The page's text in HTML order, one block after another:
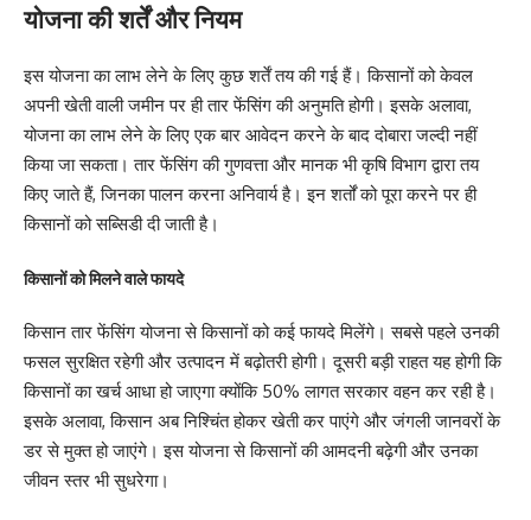
योजना की शर्तें और नियम
इस योजना का लाभ लेने के लिए कुछ शर्तें तय की गई हैं। किसानों को केवल
अपनी खेती वाली जमीन पर ही तार फेंसिंग की अनुमति होगी। इसके अलावा,
योजना का लाभ लेने के लिए एक बार आवेदन करने के बाद दोबारा जल्दी नहीं
किया जा सकता। तार फेंसिंग की गुणवत्ता और मानक भी कृषि विभाग द्वारा तय
किए जाते हैं, जिनका पालन करना अनिवार्य है। इन शर्तों को पूरा करने पर ही
किसानों को सब्सिडी दी जाती है।
किसानों को मिलने वाले फायदे
किसान तार फेंसिंग योजना से किसानों को कई फायदे मिलेंगे। सबसे पहले उनकी
फसल सुरक्षित रहेगी और उत्पादन में बढ़ोतरी होगी। दूसरी बड़ी राहत यह होगी कि
किसानों का खर्च आधा हो जाएगा क्योंकि 50% लागत सरकार वहन कर रही है।
इसके अलावा, किसान अब निश्चिंत होकर खेती कर पाएंगे और जंगली जानवरों के
डर से मुक्त हो जाएंगे। इस योजना से किसानों की आमदनी बढ़ेगी और उनका
जीवन स्तर भी सुधरेगा।